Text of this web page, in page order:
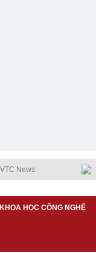
KHOA HỌC CÔNG NGHỆ